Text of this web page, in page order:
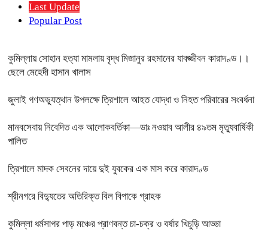
Last Update
Popular Post
কুমিল্লায় সোহান হত্যা মামলায় বৃদ্ধ মিজানুর রহমানের যাবজ্জীবন কারাদণ্ড।।
ছেলে মেহেদী হাসান খালাস
জুলাই গণঅভ্যুত্থান উপলক্ষে ত্রিশালে আহত যোদ্ধা ও নিহত পরিবারের সংবর্ধনা
মানবসেবায় নিবেদিত এক আলোকবর্তিকা—ডাঃ নওয়াব আলীর ৪৯তম মৃত্যুবার্ষিকী
পালিত
ত্রিশালে মাদক সেবনের দায়ে দুই যুবকের এক মাস করে কারাদণ্ড
শ্রীনগরে বিদ্যুতের অতিরিক্ত বিল বিপাকে গ্রাহক
কুমিল্লা ধর্মসাগর পাড় মঞ্চের প্রাণবন্ত চা-চক্র ও বর্ষার খিচুড়ি আড্ডা